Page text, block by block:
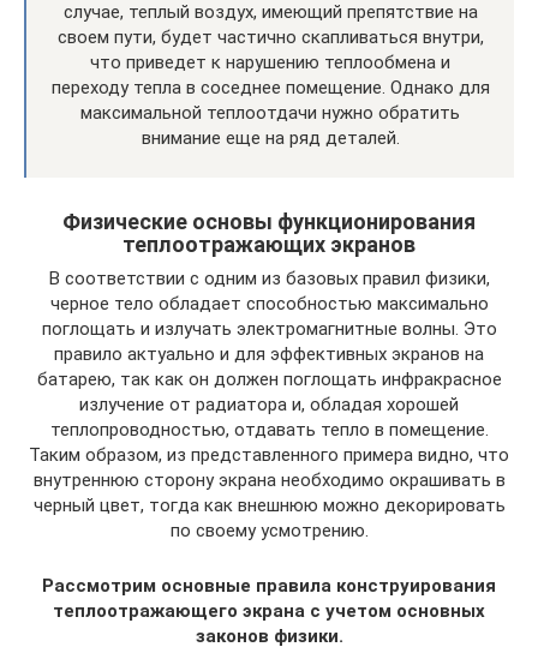
случае, теплый воздух, имеющий препятствие на
своем пути, будет частично скапливаться внутри,
что приведет к нарушению теплообмена и
переходу тепла в соседнее помещение. Однако для
максимальной теплоотдачи нужно обратить
внимание еще на ряд деталей.
Физические основы функционирования
теплоотражающих экранов
В соответствии с одним из базовых правил физики,
черное тело обладает способностью максимально
поглощать и излучать электромагнитные волны. Это
правило актуально и для эффективных экранов на
батарею, так как он должен поглощать инфракрасное
излучение от радиатора и, обладая хорошей
теплопроводностью, отдавать тепло в помещение.
Таким образом, из представленного примера видно, что
внутреннюю сторону экрана необходимо окрашивать в
черный цвет, тогда как внешнюю можно декорировать
по своему усмотрению.
Рассмотрим основные правила конструирования
теплоотражающего экрана с учетом основных
законов физики.